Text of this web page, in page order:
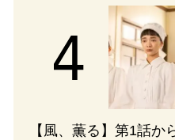
【風、薫る】第1話か